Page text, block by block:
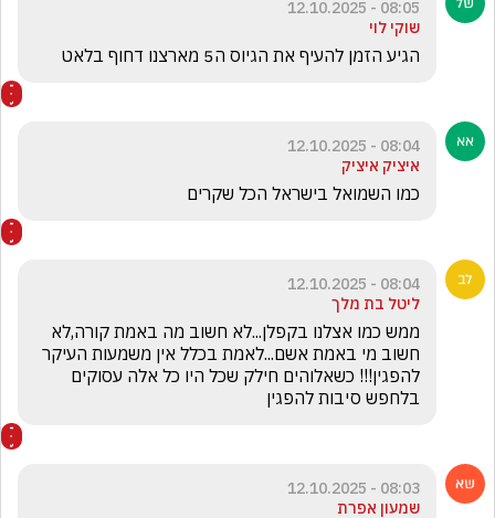
08:05 - 12.10.2025
שוקי לוי
הגיע הזמן להעיף את הגיוס ה5 מארצנו דחוף בלאט
08:04 - 12.10.2025
איציק איציק
כמו השמואל בישראל הכל שקרים
08:04 - 12.10.2025
ליטל בת מלך
בלחפש סיבות להפגין
08:03 - 12.10.2025
שמעון אפרת